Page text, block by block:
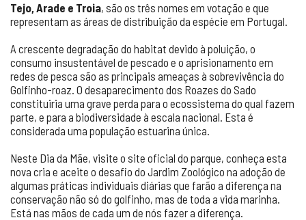
Tejo, Arade e Troia, são os três nomes em votação e que
representam as áreas de distribuição da espécie em Portugal.
A crescente degradação do habitat devido à poluição, o
consumo insustentável de pescado e o aprisionamento em
redes de pesca são as principais ameaças à sobrevivência do
Golfinho-roaz. O desaparecimento dos Roazes do Sado
constituiria uma grave perda para o ecossistema do qual fazem
parte, e para a biodiversidade à escala nacional. Esta é
considerada uma população estuarina única.
Neste Dia da Mãe, visite o site oficial do parque, conheça esta
nova cria e aceite o desafio do Jardim Zoológico na adoção de
algumas práticas individuais diárias que farão a diferença na
conservação não só do golfinho, mas de toda a vida marinha.
Está nas mãos de cada um de nós fazer a diferença.